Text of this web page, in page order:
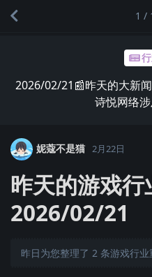
2026/02/21📰昨天的大新
诗悦网络
1 /
妮蔻不是猫 2月22日
昨天的游戏
2026/02/21
昨日为您整理了 2 条游戏行